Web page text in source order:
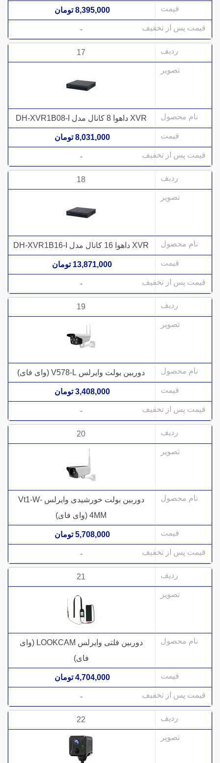
8,395,000 تومان
-
17
XVR داهوا 8 کانال مدل DH-XVR1B08-I
8,031,000 تومان
-
18
XVR داهوا 16 کانال مدل DH-XVR1B16-I
13,871,000 تومان
-
19
دوربین بولت وایرلس V578-L (وای فای)
3,408,000 تومان
-
20
دوربین بولت خورشیدی وایرلس Vt1-W-
4MM (وای فای)
5,708,000 تومان
-
21
دوربین فلتی وایرلس LOOKCAM (وای
فای)
4,704,000 تومان
-
22